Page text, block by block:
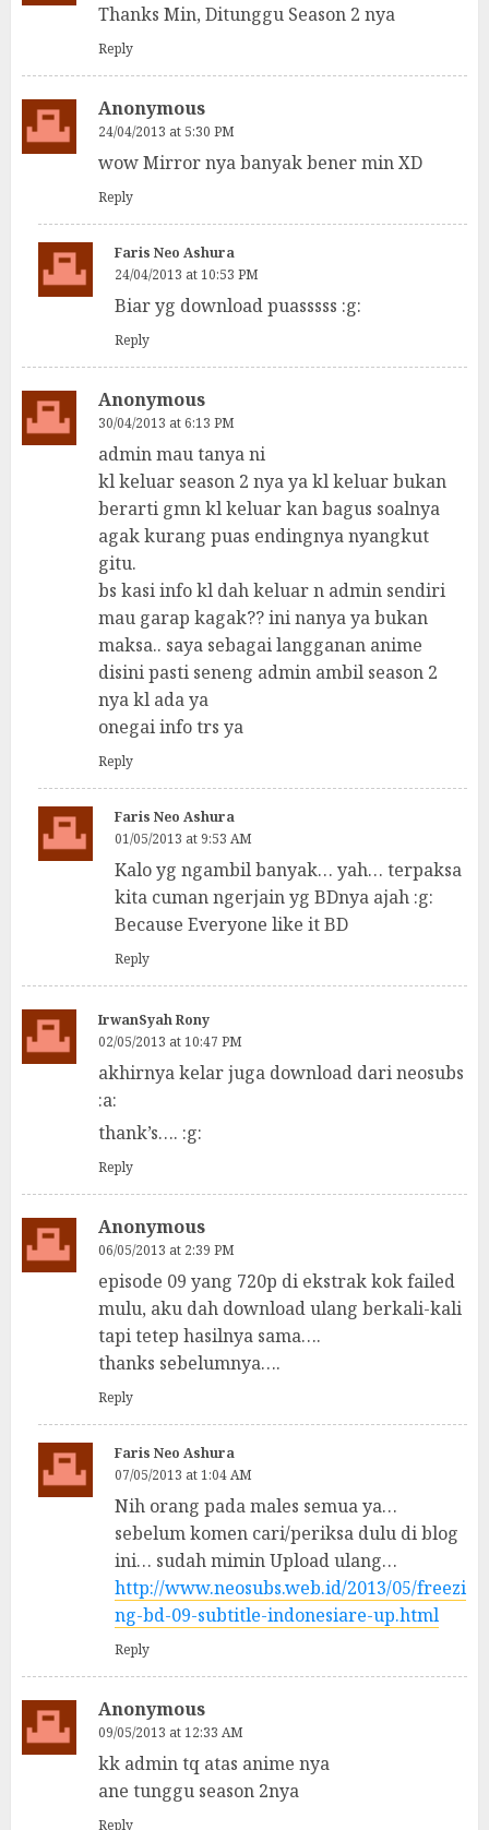
Thanks Min, Ditunggu Season 2 nya
Reply
Anonymous
24/04/2013 at 5:30 PM
wow Mirror nya banyak bener min XD
Reply
Faris Neo Ashura
24/04/2013 at 10:53 PM
Biar yg download puasssss :g:
Reply
Anonymous
30/04/2013 at 6:13 PM
admin mau tanya ni
kl keluar season 2 nya ya kl keluar bukan
berarti gmn kl keluar kan bagus soalnya
agak kurang puas endingnya nyangkut
gitu.
bs kasi info kl dah keluar n admin sendiri
mau garap kagak?? ini nanya ya bukan
maksa.. saya sebagai langganan anime
disini pasti seneng admin ambil season 2
nya kl ada ya
onegai info trs ya
Reply
Faris Neo Ashura
01/05/2013 at 9:53 AM
Kalo yg ngambil banyak… yah… terpaksa
kita cuman ngerjain yg BDnya ajah :g:
Because Everyone like it BD
Reply
IrwanSyah Rony
02/05/2013 at 10:47 PM
akhirnya kelar juga download dari neosubs
:a:
thank’s…. :g:
Reply
Anonymous
06/05/2013 at 2:39 PM
episode 09 yang 720p di ekstrak kok failed
mulu, aku dah download ulang berkali-kali
tapi tetep hasilnya sama….
thanks sebelumnya….
Reply
Faris Neo Ashura
07/05/2013 at 1:04 AM
Nih orang pada males semua ya…
sebelum komen cari/periksa dulu di blog
ini… sudah mimin Upload ulang…
http://www.neosubs.web.id/2013/05/freezi
ng-bd-09-subtitle-indonesiare-up.html
Reply
Anonymous
09/05/2013 at 12:33 AM
kk admin tq atas anime nya
ane tunggu season 2nya
Reply